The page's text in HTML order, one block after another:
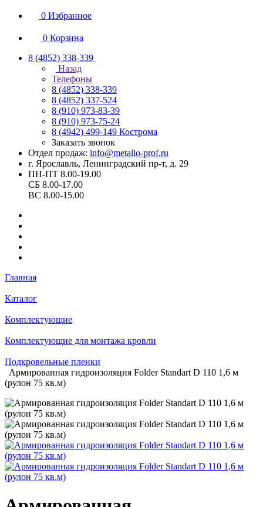
0 Избранное
0 Корзина
8 (4852) 338-339
Назад
Телефоны
8 (4852) 338-339
8 (4852) 337-524
8 (910) 973-83-39
8 (910) 973-75-24
8 (4942) 499-149 Кострома
Заказать звонок
Отдел продаж: info@metallo-prof.ru
г. Ярославль, Ленинградский пр-т, д. 29
ПН-ПТ 8.00-19.00
СБ 8.00-17.00
ВС 8.00-15.00
Главная
Каталог
Комплектующие
Комплектующие для монтажа кровли
Подкровельные пленки
Армированная гидроизоляция Folder Standart D 110 1,6 м
(рулон 75 кв.м)